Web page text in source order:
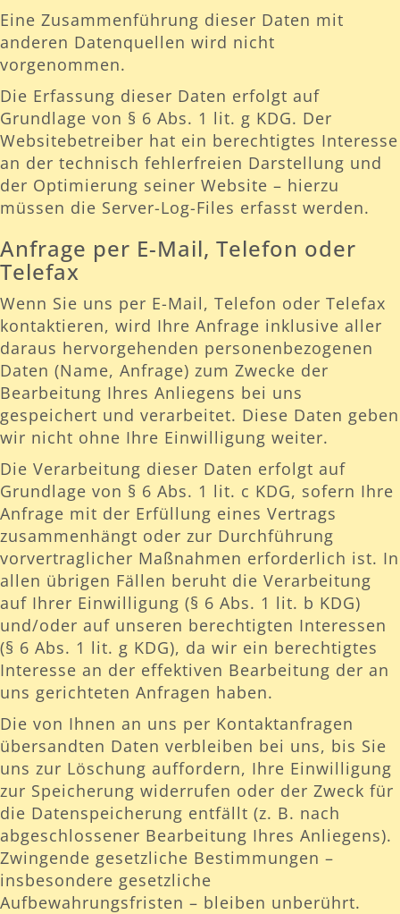
Eine Zusammenführung dieser Daten mit
anderen Datenquellen wird nicht
vorgenommen.
Die Erfassung dieser Daten erfolgt auf
Grundlage von § 6 Abs. 1 lit. g KDG. Der
Websitebetreiber hat ein berechtigtes Interesse
an der technisch fehlerfreien Darstellung und
der Optimierung seiner Website – hierzu
müssen die Server-Log-Files erfasst werden.
Anfrage per E-Mail, Telefon oder
Telefax
Wenn Sie uns per E-Mail, Telefon oder Telefax
kontaktieren, wird Ihre Anfrage inklusive aller
daraus hervorgehenden personenbezogenen
Daten (Name, Anfrage) zum Zwecke der
Bearbeitung Ihres Anliegens bei uns
gespeichert und verarbeitet. Diese Daten geben
wir nicht ohne Ihre Einwilligung weiter.
Die Verarbeitung dieser Daten erfolgt auf
Grundlage von § 6 Abs. 1 lit. c KDG, sofern Ihre
Anfrage mit der Erfüllung eines Vertrags
zusammenhängt oder zur Durchführung
vorvertraglicher Maßnahmen erforderlich ist. In
allen übrigen Fällen beruht die Verarbeitung
auf Ihrer Einwilligung (§ 6 Abs. 1 lit. b KDG)
und/oder auf unseren berechtigten Interessen
(§ 6 Abs. 1 lit. g KDG), da wir ein berechtigtes
Interesse an der effektiven Bearbeitung der an
uns gerichteten Anfragen haben.
Die von Ihnen an uns per Kontaktanfragen
übersandten Daten verbleiben bei uns, bis Sie
uns zur Löschung auffordern, Ihre Einwilligung
zur Speicherung widerrufen oder der Zweck für
die Datenspeicherung entfällt (z. B. nach
abgeschlossener Bearbeitung Ihres Anliegens).
Zwingende gesetzliche Bestimmungen –
insbesondere gesetzliche
Aufbewahrungsfristen – bleiben unberührt.